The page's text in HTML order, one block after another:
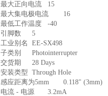
最大正向电流
15
最大集电极电流
16
最低工作温度
-40
引脚数
5
工业别名
EE-SX498
子类别
Photointerrupter
交货期
28 Days
安装类型
Through Hole
感应距离为5mm
0.118" (3mm)
电流 - 电源
3.2mA